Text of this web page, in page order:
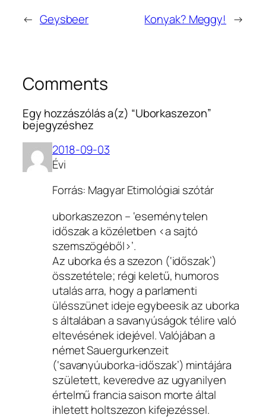
← Geysbeer Konyak? Meggy! →
Comments
Egy hozzászólás a(z) “Uborkaszezon”
bejegyzéshez
2018-09-03
Évi
Forrás: Magyar Etimológiai szótár
uborkaszezon – ‘eseménytelen
időszak a közéletben ‹a sajtó
szemszögéből›’.
Az uborka és a szezon (‘időszak’)
összetétele; régi keletű, humoros
utalás arra, hogy a parlamenti
ülésszünet ideje egybeesik az uborka
s általában a savanyúságok télire való
eltevésének idejével. Valójában a
német Sauergurkenzeit
(‘savanyúuborka-időszak’) mintájára
született, keveredve az ugyanilyen
értelmű francia saison morte által
ihletett holtszezon kifejezéssel.